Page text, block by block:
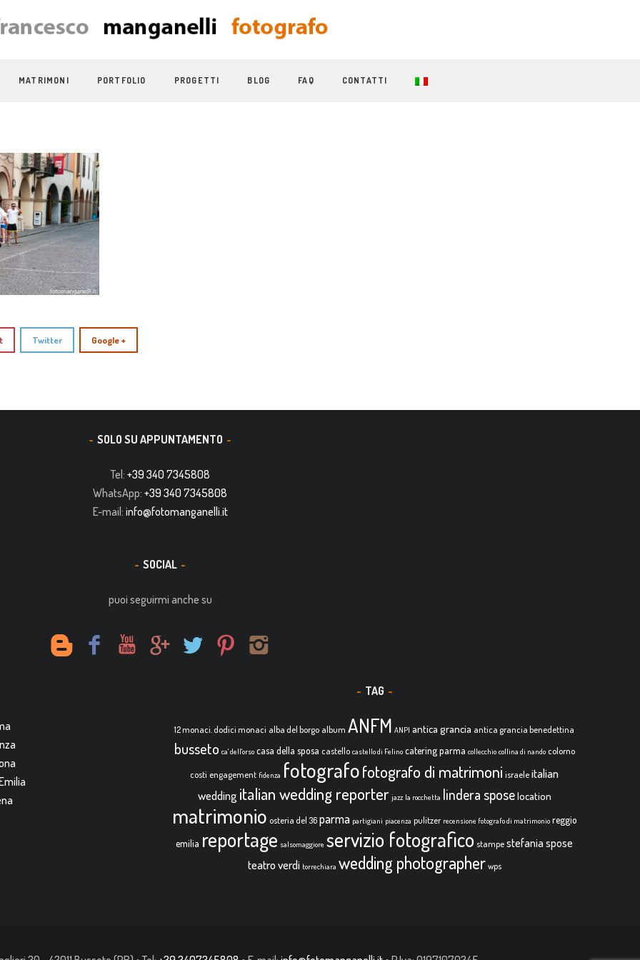
MATRIMONI PORTFOLIO PROGETTI BLOG FAQ CONTATTI
Twitter Google +
SOLO SU APPUNTAMENTO
Tel: +39 340 7345808
WhatsApp: +39 340 7345808
E-mail: info@fotomanganelli.it
SOCIAL
puoi seguirmi anche su
TAG
12 monaci. dodici monaci alba del borgo album ANFM ANPI antica grancia antica grancia benedettina
busseto ca' dell'orso casa della sposa castello castello di Felino catering parma collecchio collina di nando colorno
costi engagement fidenza fotografofotografo di matrimoni israeleitalian
wedding italian wedding reporter jazz la rocchetta lindera sposelocation
matrimonio osteria del 36 parma partigiani piacenza pulitzer recensione fotografo di matrimonio reggio
emilia reportage salsomaggiore servizio fotografico stampestefania spose
teatro verdi torrechiara wedding photographer wps